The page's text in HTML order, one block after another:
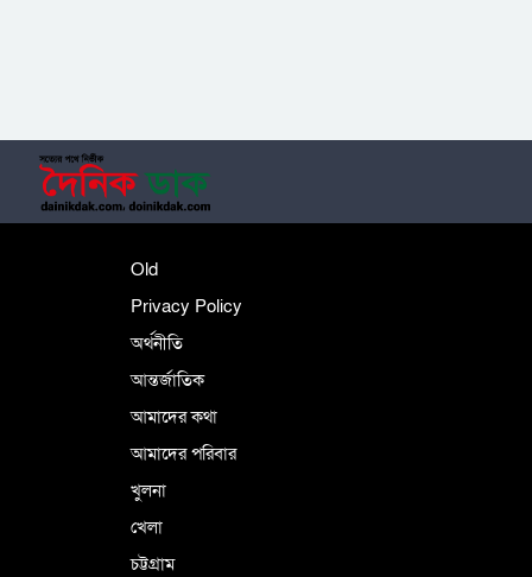
Old
Privacy Policy
অর্থনীতি
আন্তর্জাতিক
আমাদের কথা
আমাদের পরিবার
খুলনা
খেলা
চট্টগ্রাম